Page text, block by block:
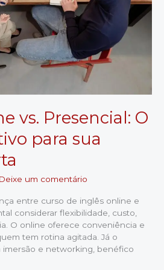
vs. Presencial: O
para sua
Deixe um comentário
entre curso de inglês online e
considerar flexibilidade, custo,
O online oferece conveniência e
tem rotina agitada. Já o
imersão e networking, benéfico